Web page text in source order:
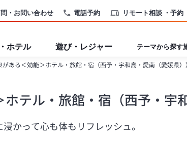
電話予約 リモート相談 ・予約
・お問い合わせ
ホテル 遊び・レジャー テーマから探す
ある＜効能＞ホテル・旅館・宿（西予・宇和島・愛南（愛媛県）
テル・旅館・宿（西予・宇
かって心も体もリフレッシュ。